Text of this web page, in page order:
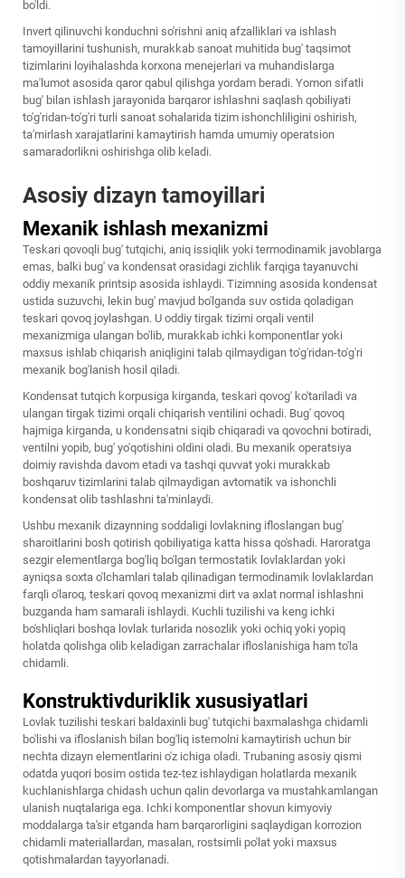
bo'ldi.
Invert qilinuvchi konduchni so'rishni aniq afzalliklari va ishlash
tamoyillarini tushunish, murakkab sanoat muhitida bug' taqsimot
tizimlarini loyihalashda korxona menejerlari va muhandislarga
ma'lumot asosida qaror qabul qilishga yordam beradi. Yomon sifatli
bug' bilan ishlash jarayonida barqaror ishlashni saqlash qobiliyati
to'g'ridan-to'g'ri turli sanoat sohalarida tizim ishonchliligini oshirish,
ta'mirlash xarajatlarini kamaytirish hamda umumiy operatsion
samaradorlikni oshirishga olib keladi.
Asosiy dizayn tamoyillari
Mexanik ishlash mexanizmi
Teskari qovoqli bug' tutqichi, aniq issiqlik yoki termodinamik javoblarga
emas, balki bug' va kondensat orasidagi zichlik farqiga tayanuvchi
oddiy mexanik printsip asosida ishlaydi. Tizimning asosida kondensat
ustida suzuvchi, lekin bug' mavjud bo'lganda suv ostida qoladigan
teskari qovoq joylashgan. U oddiy tirgak tizimi orqali ventil
mexanizmiga ulangan bo'lib, murakkab ichki komponentlar yoki
maxsus ishlab chiqarish aniqligini talab qilmaydigan to'g'ridan-to'g'ri
mexanik bog'lanish hosil qiladi.
Kondensat tutqich korpusiga kirganda, teskari qovog' ko'tariladi va
ulangan tirgak tizimi orqali chiqarish ventilini ochadi. Bug' qovoq
hajmiga kirganda, u kondensatni siqib chiqaradi va qovochni botiradi,
ventilni yopib, bug' yo'qotishini oldini oladi. Bu mexanik operatsiya
doimiy ravishda davom etadi va tashqi quvvat yoki murakkab
boshqaruv tizimlarini talab qilmaydigan avtomatik va ishonchli
kondensat olib tashlashni ta'minlaydi.
Ushbu mexanik dizaynning soddaligi lovlakning ifloslangan bug'
sharoitlarini bosh qotirish qobiliyatiga katta hissa qo'shadi. Haroratga
sezgir elementlarga bog'liq bo'lgan termostatik lovlaklardan yoki
ayniqsa soxta o'lchamlari talab qilinadigan termodinamik lovlaklardan
farqli o'laroq, teskari qovoq mexanizmi dirt va axlat normal ishlashni
buzganda ham samarali ishlaydi. Kuchli tuzilishi va keng ichki
bo'shliqlari boshqa lovlak turlarida nosozlik yoki ochiq yoki yopiq
holatda qolishga olib keladigan zarrachalar ifloslanishiga ham to'la
chidamli.
Konstruktivduriklik xususiyatlari
Lovlak tuzilishi teskari baldaxinli bug' tutqichi baxmalashga chidamli
bo'lishi va ifloslanish bilan bog'liq istemolni kamaytirish uchun bir
nechta dizayn elementlarini o'z ichiga oladi. Trubaning asosiy qismi
odatda yuqori bosim ostida tez-tez ishlaydigan holatlarda mexanik
kuchlanishlarga chidash uchun qalin devorlarga va mustahkamlangan
ulanish nuqtalariga ega. Ichki komponentlar shovun kimyoviy
moddalarga ta'sir etganda ham barqarorligini saqlaydigan korrozion
chidamli materiallardan, masalan, rostsimli po'lat yoki maxsus
qotishmalardan tayyorlanadi.